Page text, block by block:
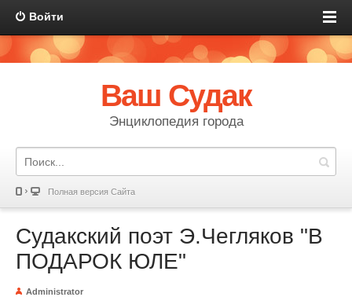
Войти
Ваш Судак
Энциклопедия города
Полная версия Сайта
Судакский поэт Э.Чегляков "В
ПОДАРОК ЮЛЕ"
Administrator